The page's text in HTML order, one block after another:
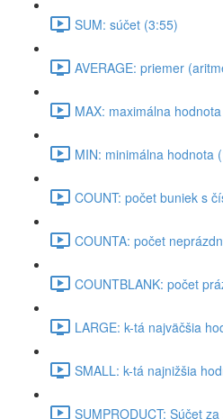
SUM: súčet (3:55)
AVERAGE: priemer
MAX: maximálna
MIN: minimálna hodnota
COUNT: počet buniek s
COUNTA: počet
COUNTBLANK: počet
LARGE: k-tá najväčšia
SMALL: k-tá najnižšia
SUMPRODUCT: Súčet